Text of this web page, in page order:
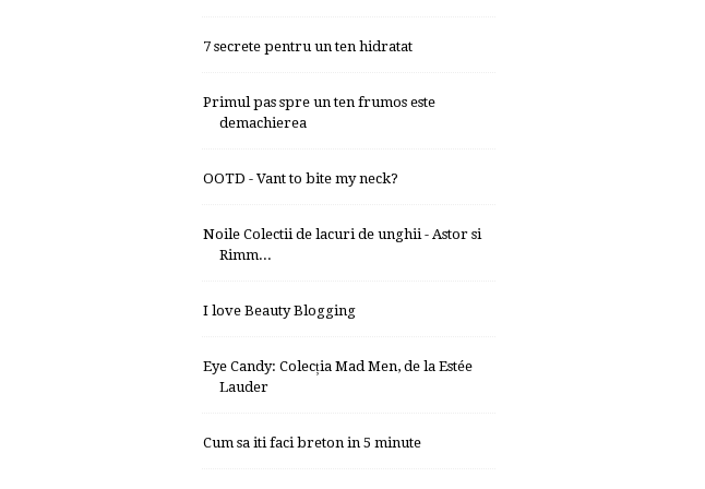
7 secrete pentru un ten hidratat
Primul pas spre un ten frumos este
demachierea
OOTD - Vant to bite my neck?
Noile Colectii de lacuri de unghii - Astor si
Rimm...
I love Beauty Blogging
Eye Candy: Colecția Mad Men, de la Estée
Lauder
Cum sa iti faci breton in 5 minute